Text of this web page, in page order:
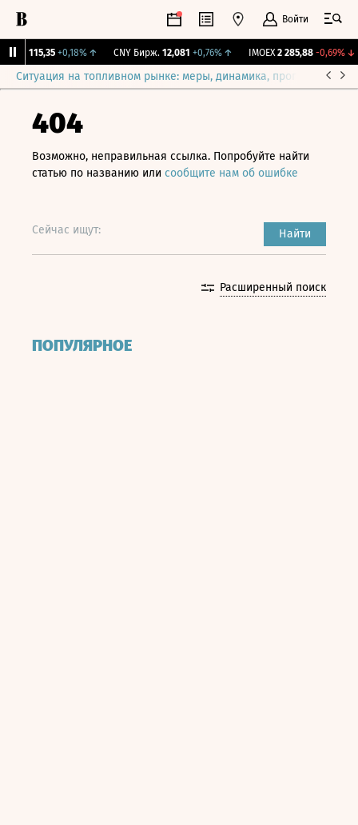
Войти
115,35 +0,18%↑ CNY Бирж. 12,081 +0,76%↑ IMOEX 2 285,88 -0,69%↓
Ситуация на топливном рынке: меры, динамика, прогнозы
404
Возможно, неправильная ссылка. Попробуйте найти
статью по названию или сообщите нам об ошибке
Сейчас ищут: Найти
Расширенный поиск
ПОПУЛЯРНОЕ